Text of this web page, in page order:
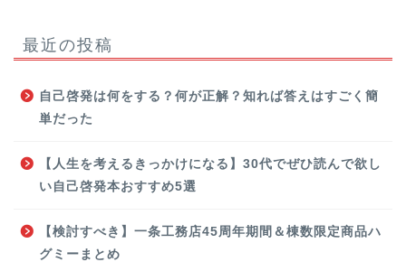
最近の投稿
自己啓発は何をする？何が正解？知れば答えはすごく簡
単だった
【人生を考えるきっかけになる】30代でぜひ読んで欲し
い自己啓発本おすすめ5選
【検討すべき】一条工務店45周年期間＆棟数限定商品ハ
グミーまとめ